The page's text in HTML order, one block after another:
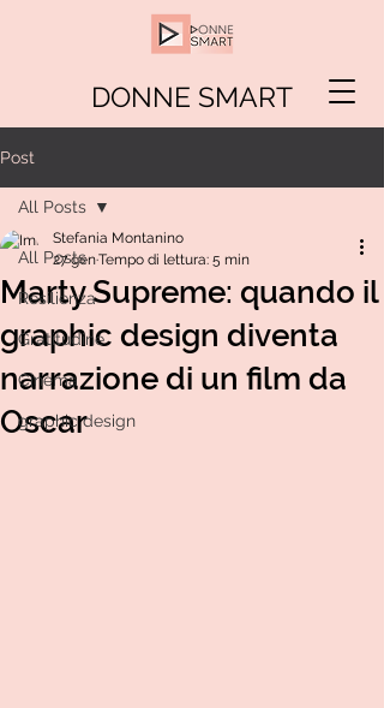
DONNE SMART
Post
All Posts
Resilienza
Gratitudine
Cinema
graphic design
All Posts
Marty Supreme: quando il
graphic design diventa
narrazione di un film da
Oscar
Stefania Montanino
27 genTempo di lettura: 5 min